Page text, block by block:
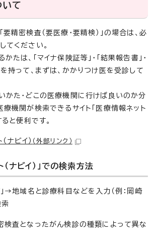
て
精密検査（要医療・要精検）」の場合は、必
てください。
たは、「マイナ保険証等」・「結果報告書」・
を持って、まずは、かかりつけ医を受診して
かた・どこの医療機関に行けば良いのか分
療機関が検索できるサイト「医療情報ネット
ると便利です。
ナビイ） （外部リンク）
（ナビイ）」での検索方法
」→地域名と診療科目などを入力（例：岡崎
検査となったがん検診の種類によって異な